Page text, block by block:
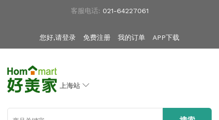
客服电话: 021-64227061
您好,请登录 免费注册 我的订单 APP下载
上海站